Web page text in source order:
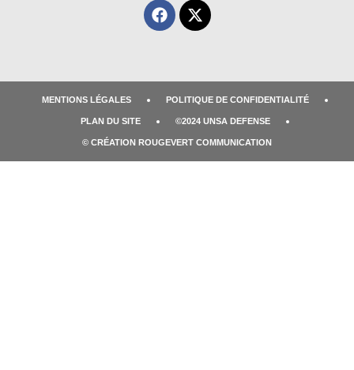
MENTIONS LÉGALES POLITIQUE DE CONFIDENTIALITÉ
PLAN DU SITE ©2024 UNSA DEFENSE
© CRÉATION ROUGEVERT COMMUNICATION